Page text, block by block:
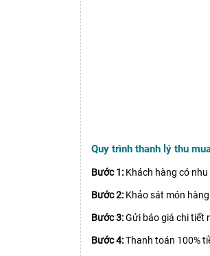
Quy trình thanh lý thu
Bước 1: Khách hàng có
Bước 2: Khảo sát món
Bước 3:Gửi báo giá chi tiết
Bước 4:Thanh toán 100%